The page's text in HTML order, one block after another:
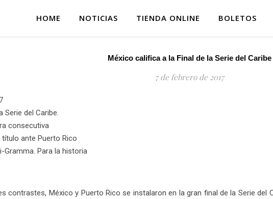
HOME NOTICIAS TIENDA ONLINE BOLETOS
México califica a la Final de la Serie del Caribe
7 de febrero de 2017
Serie del Caribe.
consecutiva
título ante Puerto Rico
Gramma. Para la historia
contrastes, México y Puerto Rico se instalaron en la gran final de la Serie del